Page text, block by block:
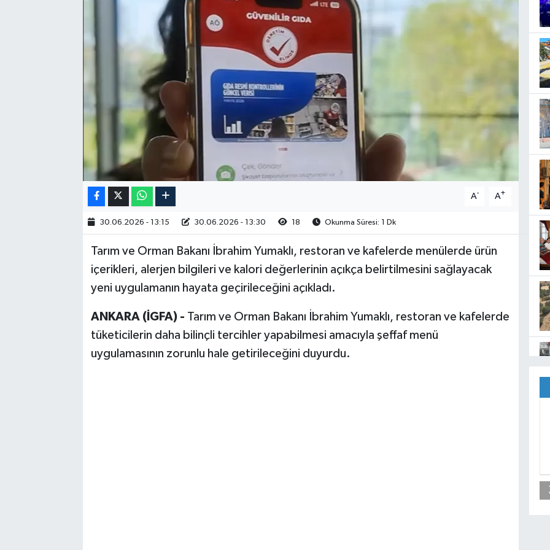
A- A+
30.06.2026 - 13:15 30.06.2026 - 13:30 18 Okunma Süresi: 1 Dk
Tarım ve Orman Bakanı İbrahim Yumaklı, restoran ve kafelerde menülerde ürün
içerikleri, alerjen bilgileri ve kalori değerlerinin açıkça belirtilmesini sağlayacak
yeni uygulamanın hayata geçirileceğini açıkladı.
ANKARA (İGFA) - Tarım ve Orman Bakanı İbrahim Yumaklı, restoran ve kafelerde
tüketicilerin daha bilinçli tercihler yapabilmesi amacıyla şeffaf menü
uygulamasının zorunlu hale getirileceğini duyurdu.